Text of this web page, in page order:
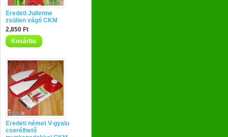
Eredeti Julienne
zsülien vágó CKM
2,850 Ft
Kosárba
Eredeti német V-gyalu
cserélhető